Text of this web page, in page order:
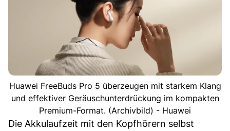
Huawei FreeBuds Pro 5 überzeugen mit starkem Klang
und effektiver Geräuschunterdrückung im kompakten
Premium-Format. (Archivbild) - Huawei
Die Akkulaufzeit mit den Kopfhörern selbst